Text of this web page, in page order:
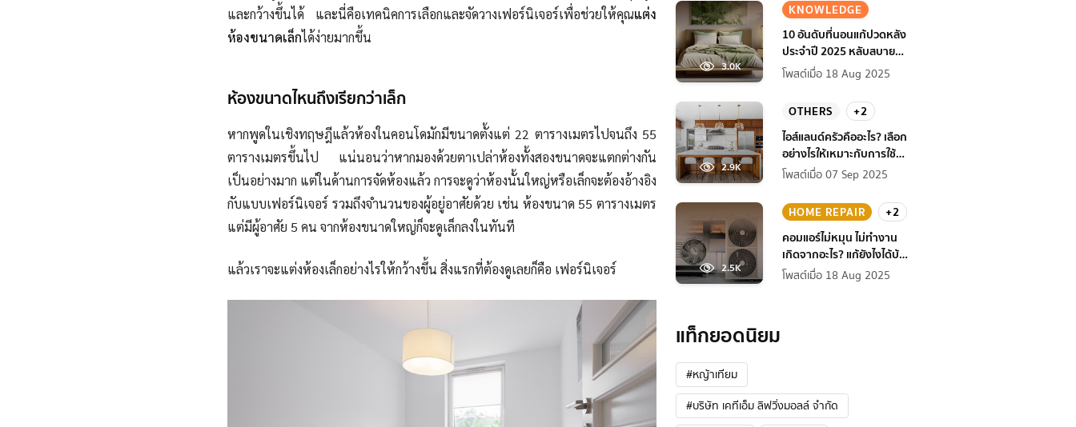
และกว้างขึ้นได้ และนี่คือเทคนิคการเลือกและจัดวางเฟอร์นิเจอร์เพื่อช่วยให้คุณแต่ง
ห้องขนาดเล็กได้ง่ายมากขึ้น
ห้องขนาดไหนถึงเรียกว่าเล็ก
หากพูดในเชิงทฤษฎีแล้วห้องในคอนโดมักมีขนาดตั้งแต่ 22 ตารางเมตรไปจนถึง 55
ตารางเมตรขึ้นไป แน่นอนว่าหากมองด้วยตาเปล่าห้องทั้งสองขนาดจะแตกต่างกัน
เป็นอย่างมาก แต่ในด้านการจัดห้องแล้ว การจะดูว่าห้องนั้นใหญ่หรือเล็กจะต้องอ้างอิง
กับแบบเฟอร์นิเจอร์ รวมถึงจำนวนของผู้อยู่อาศัยด้วย เช่น ห้องขนาด 55 ตารางเมตร
แต่มีผู้อาศัย 5 คน จากห้องขนาดใหญ่ก็จะดูเล็กลงในทันที
แล้วเราจะแต่งห้องเล็กอย่างไรให้กว้างขึ้น สิ่งแรกที่ต้องดูเลยก็คือ เฟอร์นิเจอร์
3.0K
KNOWLEDGE
10 อันดับที่นอนแก้ปวดหลัง
ประจำปี 2025 หลับสบาย
สุขภาพดียิ่งกว่าเดิม
โพสต์เมื่อ 18 Aug 2025
2.9K
OTHERS
+2
ไอส์แลนด์ครัวคืออะไร? เลือก
อย่างไรให้เหมาะกับการใช้
งานที่บ้าน
โพสต์เมื่อ 07 Sep 2025
2.5K
HOME REPAIR
+2
คอมแอร์ไม่หมุน ไม่ทํางาน
เกิดจากอะไร? แก้ยังไงได้บ้าง
ก่อนแอร์พัง!
โพสต์เมื่อ 18 Aug 2025
แท็กยอดนิยม
#หญ้าเทียม
#บริษัท เคทีเอ็ม ลิฟวิ่งมอลล์ จำกัด